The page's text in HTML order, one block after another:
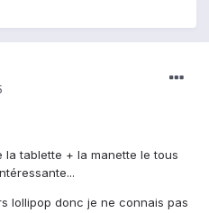
la tablette + la manette le tous
lollipop donc je ne connais pas